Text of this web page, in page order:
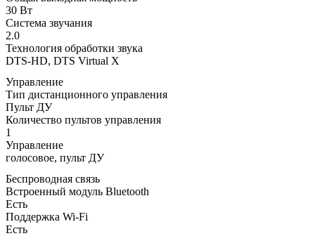
30 Вт
Система звучания
2.0
Технология обработки звука
DTS-HD, DTS Virtual X
Управление
Тип дистанционного управления
Пульт ДУ
Количество пультов управления
1
Управление
голосовое, пульт ДУ
Беспроводная связь
Встроенный модуль Bluetooth
Есть
Поддержка Wi-Fi
Есть